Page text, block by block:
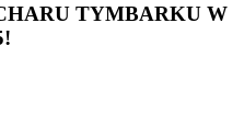
TYMBARKU W